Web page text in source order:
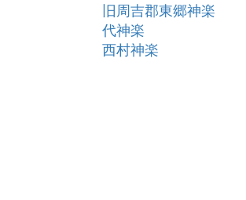
旧周吉郡東郷神楽
代神楽
西村神楽